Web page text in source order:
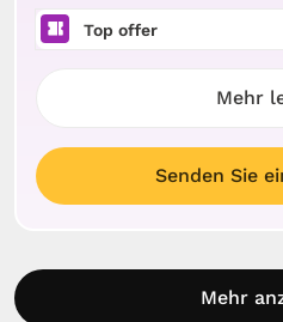
Top offer
Mehr
Senden Sie
Mehr